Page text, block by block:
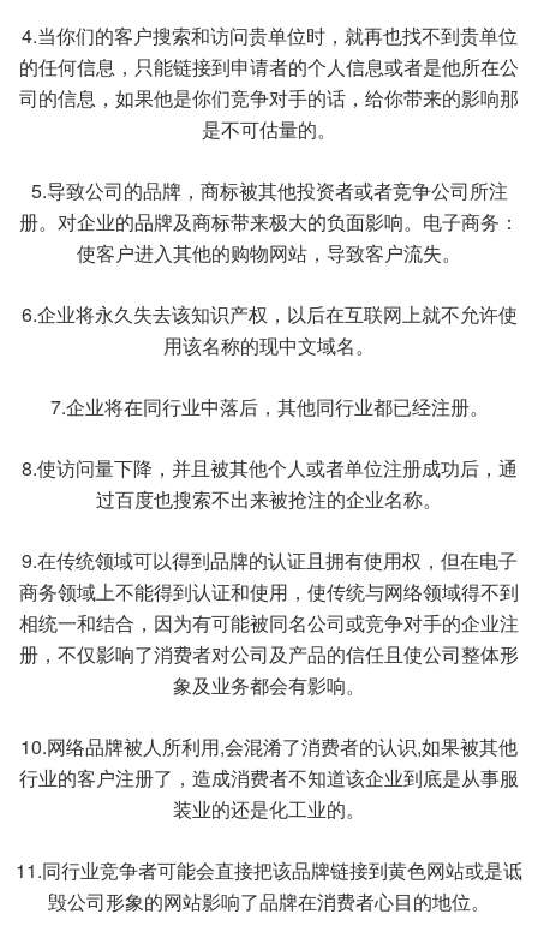
4.当你们的客户搜索和访问贵单位时，就再也找不到贵单位
的任何信息，只能链接到申请者的个人信息或者是他所在公
司的信息，如果他是你们竞争对手的话，给你带来的影响那
是不可估量的。
5.导致公司的品牌，商标被其他投资者或者竞争公司所注
册。对企业的品牌及商标带来极大的负面影响。电子商务：
使客户进入其他的购物网站，导致客户流失。
6.企业将永久失去该知识产权，以后在互联网上就不允许使
用该名称的现中文域名。
7.企业将在同行业中落后，其他同行业都已经注册。
8.使访问量下降，并且被其他个人或者单位注册成功后，通
过百度也搜索不出来被抢注的企业名称。
9.在传统领域可以得到品牌的认证且拥有使用权，但在电子
商务领域上不能得到认证和使用，使传统与网络领域得不到
相统一和结合，因为有可能被同名公司或竞争对手的企业注
册，不仅影响了消费者对公司及产品的信任且使公司整体形
象及业务都会有影响。
10.网络品牌被人所利用,会混淆了消费者的认识,如果被其他
行业的客户注册了，造成消费者不知道该企业到底是从事服
装业的还是化工业的。
11.同行业竞争者可能会直接把该品牌链接到黄色网站或是诋
毁公司形象的网站影响了品牌在消费者心目的地位。